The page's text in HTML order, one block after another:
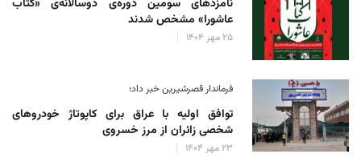
نامزدهای سومین دوره‌ی دوسالانه‌ی «کتاب
عاشورا» مشخص شدند
۲۵ مهر ۱۴۰۴
فرماندار قصرشیرین خبر داد؛
توافق اولیه با عراق برای کاپوتاژ خودروهای
شخصی زائران از مرز خسروی
۲۳ مهر ۱۴۰۴